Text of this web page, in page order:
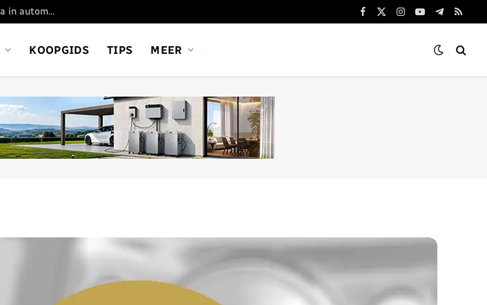
Oppo Find X9 Ultra: de mooiste plaatjes met de camera in automatische stand
Facebook
X
Instagram
YouTube
Telegram
RSS
KOOPGIDS TIPS MEER